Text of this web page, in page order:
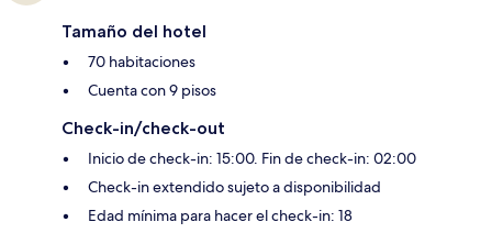
Tamaño del hotel
70 habitaciones
Cuenta con 9 pisos
Check-in/check-out
Inicio de check-in: 15:00. Fin de check-in: 02:00
Check-in extendido sujeto a disponibilidad
Edad mínima para hacer el check-in: 18